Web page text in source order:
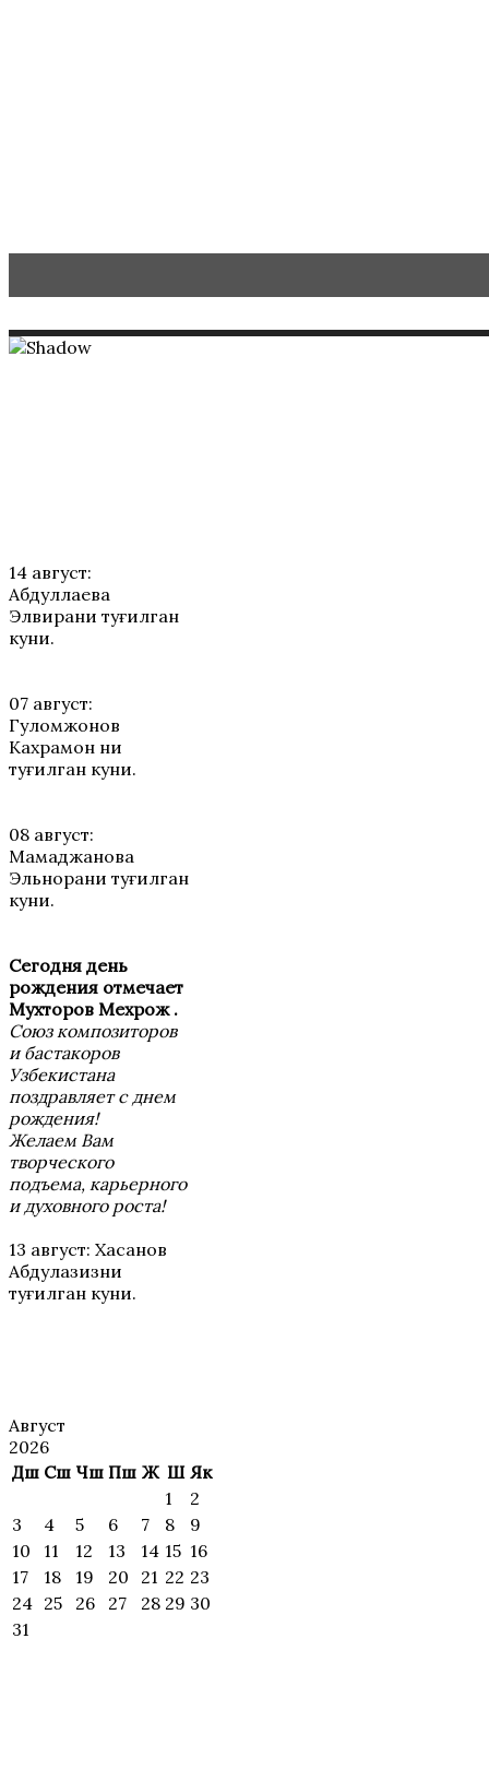
14 август:
Абдуллаева
Элвирани туғилган
куни.
07 август:
Гуломжонов
Кахрамон ни
туғилган куни.
08 август:
Мамаджанова
Эльнорани туғилган
куни.
Сегодня день
рождения отмечает
Мухторов Мехрож .
Союз композиторов
и бастакоров
Узбекистана
поздравляет с днем
рождения!
Желаем Вам
творческого
подъема, карьерного
и духовного роста!
13 август: Хасанов
Абдулазизни
туғилган куни.
Август
2026
Дш Сш Чш Пш Ж Ш Як
1
2
3
4 5 6 7 8
9
10
11 12 13 14 15 16
17
18 19 20 21 22 23
24 25 26 27 28 29 30
31